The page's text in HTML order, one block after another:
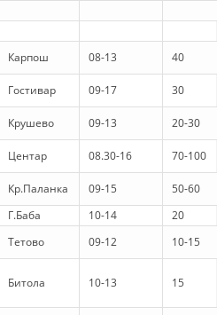
ACTIVITY
AND RESPONSE
RELATIONS
OF PUBLIC OPINION
COOPERATION
SERVICE
PREVENTION
FIRST AID
Карпош 08-13 40
Гостивар 09-17 30
Крушево 09-13 20-30
Центар 08.30-16 70-100
Кр.Паланка 09-15
50-60
Г.Баба 10-14
20
Тетово 09-12 10-15
Битола 10-13 15